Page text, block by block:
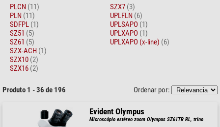
PLCN (11)
PLN (11)
SDFPL (1)
SZ51 (5)
SZ61 (5)
SZX-ACH (1)
SZX10 (2)
SZX16 (2)
SZX7 (3)
UPLFLN (6)
UPLSAPO (1)
UPLXAPO (1)
UPLXAPO (x-line) (6)
Produto 1 - 36 de 196 Ordenar por:
Evident Olympus
Microscópio estéreo zoom Olympus SZ61TR RL, trino